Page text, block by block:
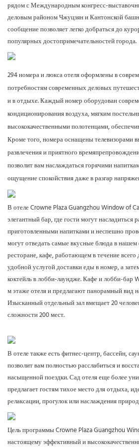
рядом с Международным конгресс-
деловым районом Чжуцзян и Кантонской
сообщение позволяет легко добраться до
популярных достопримечательностей города.
294 номера и люкса отеля оформлены в
потребностям современных деловых
и в отдыхе. Каждый номер оборудован
кондиционирования воздуха, мягким
высококачественными полотенцами,
Кроме того, номера оснащены телевизорами
развлечения и приятного
позволит вам наслаждаться горячими
ощущение спокойствия даже в разгар
В отеле Crowne Plaza Guangzhou Window of
элегантный бар, где гости могут
приготовленными напитками и неспешно
могут отведать самые вкусные блюда в
ресторане, кафе, работающем в течение всего
удобной услугой доставки еды в номер, а
коктейль в лобби-лаундже. Кафе и лобби-бар
м этаже отеля и предлагают панорамный вид
Изысканный отдельный зал вмещает 20
сложности 200 мест.
В отеле также есть фитнес-центр, бассейн,
позволит вам полностью расслабиться и
насыщенной поездки. Сад отеля еще более
предлагает гостям тихое место для отдыха,
релаксации, прогулок или наслаждения
Цель программы Crowne Plaza Guangzhou
настоящему эффективный и